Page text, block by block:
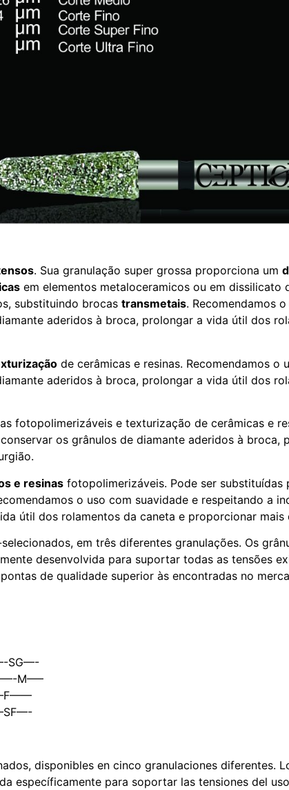
. Sua granulação super grossa proporciona um
em elementos metaloceramicos ou em
substituindo brocas transmetais. Recomendamos o
aderidos à broca, prolongar a vida útil dos
de cerâmicas e resinas. Recomendamos o
aderidos à broca, prolongar a vida útil dos
fotopolimerizáveis e texturização de cerâmicas e
os grânulos de diamante aderidos à
e resinas fotopolimerizáveis. Pode ser substituídas
o uso com suavidade e respeitando a
útil dos rolamentos da caneta e proporcionar
em três diferentes granulações. Os
desenvolvida para suportar todas as tensões
de qualidade superior às encontradas no
SG—-
M—–
disponibles en cinco granulaciones diferentes.
específicamente para soportar las tensiones del